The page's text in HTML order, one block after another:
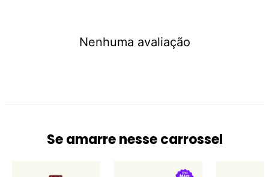
Nenhuma avaliação
Se amarre nesse carrossel